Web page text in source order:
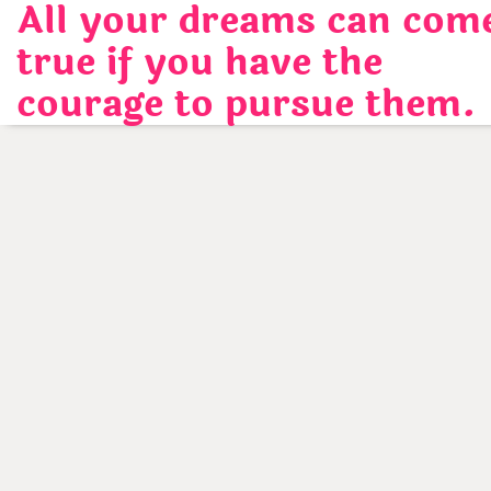
Skip
content
All your dreams can
true if you have the
courage to pursue them.